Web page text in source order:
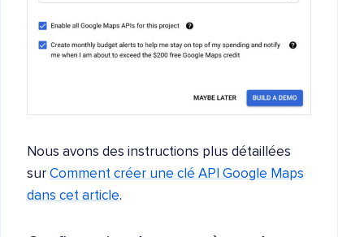
Nous avons des instructions plus détaillées
sur Comment créer une clé API Google Maps
dans cet article.